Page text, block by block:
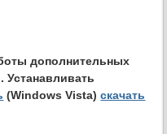
дополнительных
Устанавливать
(Windows Vista)скачать